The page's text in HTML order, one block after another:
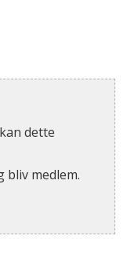
dette
bliv medlem.